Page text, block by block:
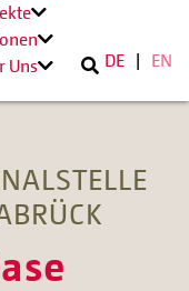
Uns
DE EN